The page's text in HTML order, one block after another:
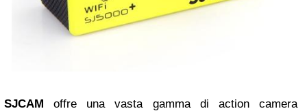
SJCAM offre una vasta gamma di action camera